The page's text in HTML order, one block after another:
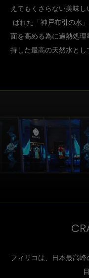
えてもくさらない美味
ばれた「神戸布引の水
面を高める為に過熱処
持した最高の天然水と
フィリコは、日本最高